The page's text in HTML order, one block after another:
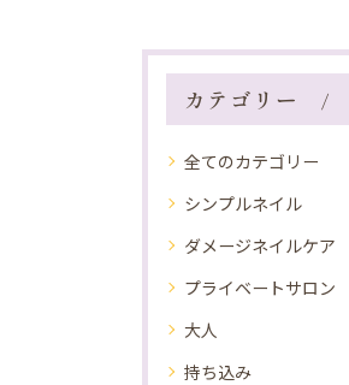
カテゴリー
全てのカテゴリー
シンプルネイル
ダメージネイルケア
プライベートサロン
大人
持ち込み